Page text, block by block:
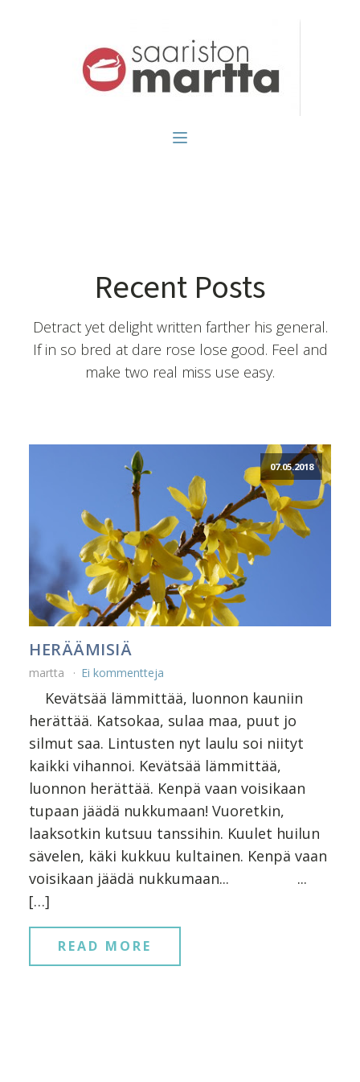
Recent Posts
Detract yet delight written farther his general.
If in so bred at dare rose lose good. Feel and
make two real miss use easy.
07.05.2018
HERÄÄMISIÄ
martta Ei kommentteja
Kevätsää lämmittää, luonnon kauniin
herättää. Katsokaa, sulaa maa, puut jo
silmut saa. Lintusten nyt laulu soi niityt
kaikki vihannoi. Kevätsää lämmittää,
luonnon herättää. Kenpä vaan voisikaan
tupaan jäädä nukkumaan! Vuoretkin,
laaksotkin kutsuu tanssihin. Kuulet huilun
sävelen, käki kukkuu kultainen. Kenpä vaan
voisikaan jäädä nukkumaan... ...
[…]
READ MORE